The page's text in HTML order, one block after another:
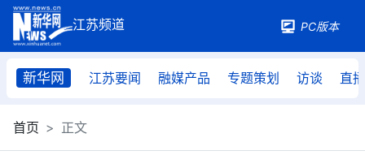
PC版本
新华网 江苏要闻 融媒产品 专题策划 访谈 直播
首页 正文